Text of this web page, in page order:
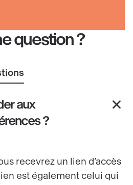
question ?
aux
?
recevrez un lien d’accès
est également celui qui